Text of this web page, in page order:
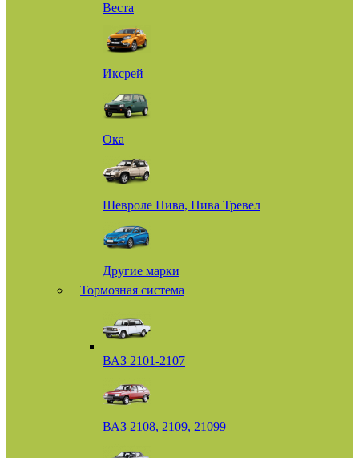
Веста
Иксрей
Ока
Шевроле Нива, Нива Тревел
Другие марки
Тормозная система
ВАЗ 2101-2107
ВАЗ 2108, 2109, 21099